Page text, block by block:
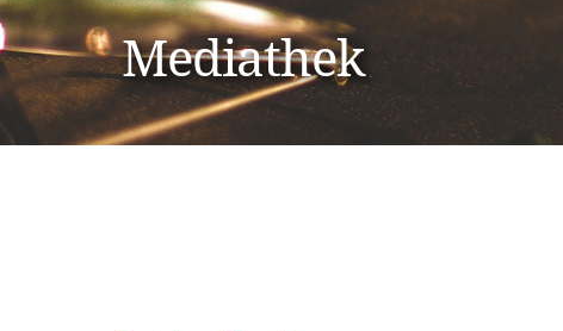
Mediathek